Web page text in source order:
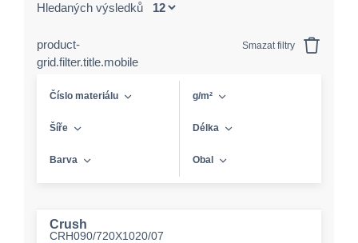
Hledaných výsledků
product-
grid.filter.title.mobile
Smazat filtry
Číslo materiálu g/m²
Šíře Délka
Barva Obal
Crush
CRH090/720X1020/07